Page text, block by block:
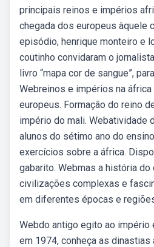
principais reinos e impérios
chegada dos europeus àquele
episódio, henrique monteiro e
coutinho convidaram o
livro “mapa cor de sangue”,
Webreinos e impérios na
europeus. Formação do reino
império do mali. Webatividade
alunos do sétimo ano do
exercícios sobre a áfrica.
gabarito. Webmas a história
civilizações complexas e
em diferentes épocas e
Webdo antigo egito ao império
em 1974, conheça as